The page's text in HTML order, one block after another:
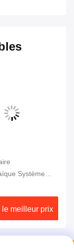
Système
câble
plage de
de moins 40 à
le meilleur prix